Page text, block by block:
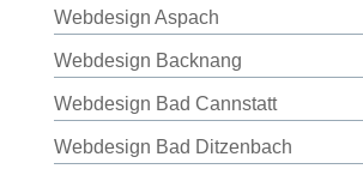
Webdesign Aspach
Webdesign Backnang
Webdesign Bad Cannstatt
Webdesign Bad Ditzenbach